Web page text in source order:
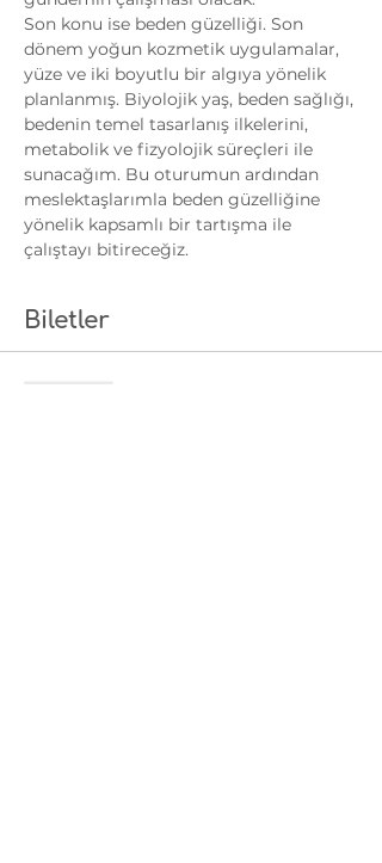
Son konu ise beden güzelliği. Son
dönem yoğun kozmetik uygulamalar,
yüze ve iki boyutlu bir algıya yönelik
planlanmış. Biyolojik yaş, beden sağlığı,
bedenin temel tasarlanış ilkelerini,
metabolik ve fizyolojik süreçleri ile
sunacağım. Bu oturumun ardından
meslektaşlarımla beden güzelliğine
yönelik kapsamlı bir tartışma ile
çalıştayı bitireceğiz.
Biletler